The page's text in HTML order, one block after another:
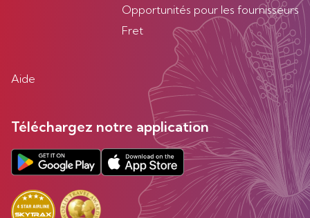
Opportunités pour les fournisseurs
Fret
Aide
Téléchargez notre application